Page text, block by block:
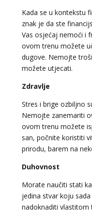
Kada se u kontekstu
znak je da ste
Vas osjećaj nemoći i
ovom trenu možete
dugove. Nemojte
možete utjecati.
Zdravlje
Stres i brige ozbiljno
Nemojte zanemariti
ovom trenu možete
san, počnite koristiti
prirodu, barem na
Duhovnost
Morate naučiti stati
jedina stvar koju
nadoknaditi vlastitom
Tarot
tarot, tarot